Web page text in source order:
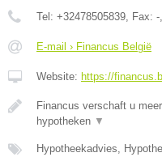
Tel: +32478505839, Fax: -
E-mail › Financus België
Website: https://
Financus verschaft u
hypotheken ▼
Hypotheekadvies,